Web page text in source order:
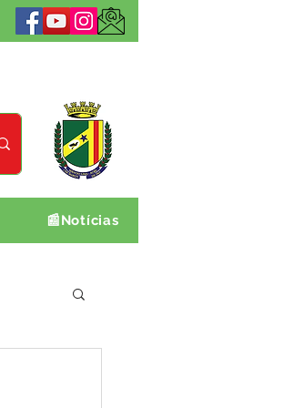
📰Notícias